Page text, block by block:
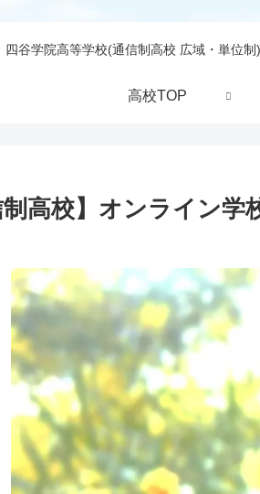
四谷学院高等学校(通信制高校 広域・単位
高校TOP
制高校】オンライン